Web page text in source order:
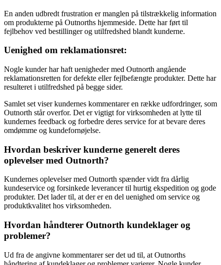
En anden udbredt frustration er manglen på tilstrækkelig information
om produkterne på Outnorths hjemmeside. Dette har ført til
fejlbehov ved bestillinger og utilfredshed blandt kunderne.
Uenighed om reklamationsret:
Nogle kunder har haft uenigheder med Outnorth angående
reklamationsretten for defekte eller fejlbefængte produkter. Dette har
resulteret i utilfredshed på begge sider.
Samlet set viser kundernes kommentarer en række udfordringer, som
Outnorth står overfor. Det er vigtigt for virksomheden at lytte til
kundernes feedback og forbedre deres service for at bevare deres
omdømme og kundefornøjelse.
Hvordan beskriver kunderne generelt deres
oplevelser med Outnorth?
Kundernes oplevelser med Outnorth spænder vidt fra dårlig
kundeservice og forsinkede leverancer til hurtig ekspedition og gode
produkter. Det lader til, at der er en del uenighed om service og
produktkvalitet hos virksomheden.
Hvordan håndterer Outnorth kundeklager og
problemer?
Ud fra de angivne kommentarer ser det ud til, at Outnorths